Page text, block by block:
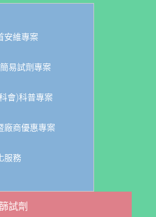
安維專案
易試劑專案
會)科普專案
廠商優惠專案
服務
試劑